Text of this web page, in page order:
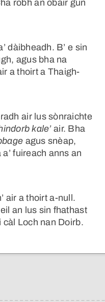
robh an obair gun
dàibheadh. B’ e sin
agus bha na
a thoirt a Thaigh-
air lus sònraichte
kale’air. Bha
agus snèap,
fuireach anns an
air a thoirt a-null.
an lus sin fhathast
càl Loch nan Doirb.